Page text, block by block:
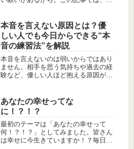
説。最初の一歩を踏み出せない方へ。
本音を言えない原因とは？優
しい人でも今日からできる“本
音の練習法”を解説
本音を言えないのは弱いからではあり
ません。相手を思う気持ちや過去の経
験など、優しい人ほど抱える原因があ
説。
あなたの幸せってな
に！？！？
最初のテーマは「あなたの幸せって
何！？！？」としてみました。皆さん
は幸せに今生きていますか！？毎日ハ